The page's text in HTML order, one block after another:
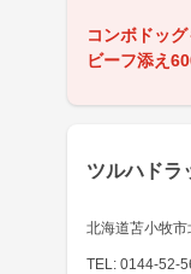
コンボドッ
ビーフ添え
ツルハドラ
北海道苫小牧
TEL: 0144-52-